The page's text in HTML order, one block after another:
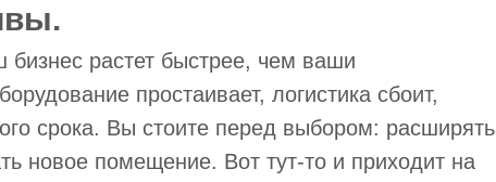
бизнес растет быстрее, чем ваши
простаивает, логистика сбоит,
срока. Вы стоите перед выбором: расширять
новое помещение. Вот тут-то и приходит на